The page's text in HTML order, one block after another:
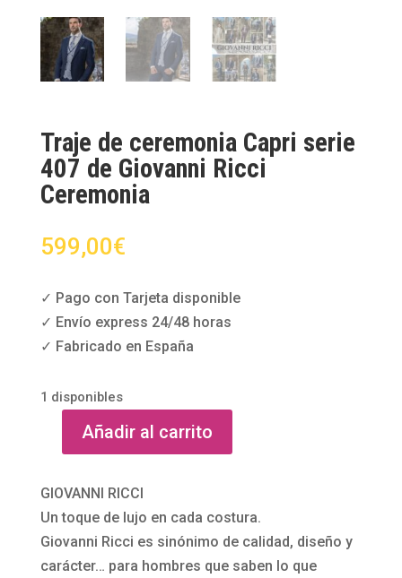
Traje de ceremonia Capri serie
407 de Giovanni Ricci
Ceremonia
599,00€
✓ Pago con Tarjeta disponible
✓ Envío express 24/48 horas
✓ Fabricado en España
1 disponibles
ceremonia
Capri
serie
407
Añadir al carrito
GIOVANNI RICCI
Un toque de lujo en cada costura.
Giovanni Ricci es sinónimo de calidad, diseño y
carácter… para hombres que saben lo que